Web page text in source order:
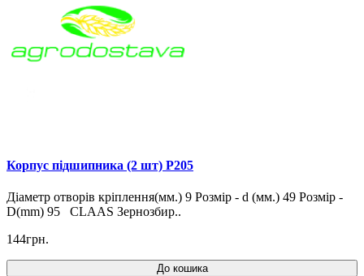
Корпус підшипника (2 шт) P205
Діаметр отворів кріплення(мм.) 9 Розмір - d (мм.) 49 Розмір -
D(mm) 95 CLAAS Зернозбир..
144грн.
До кошика